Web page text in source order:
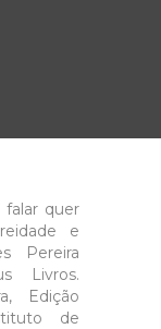
falar quer
e
Pereira
Livros.
Edição
de